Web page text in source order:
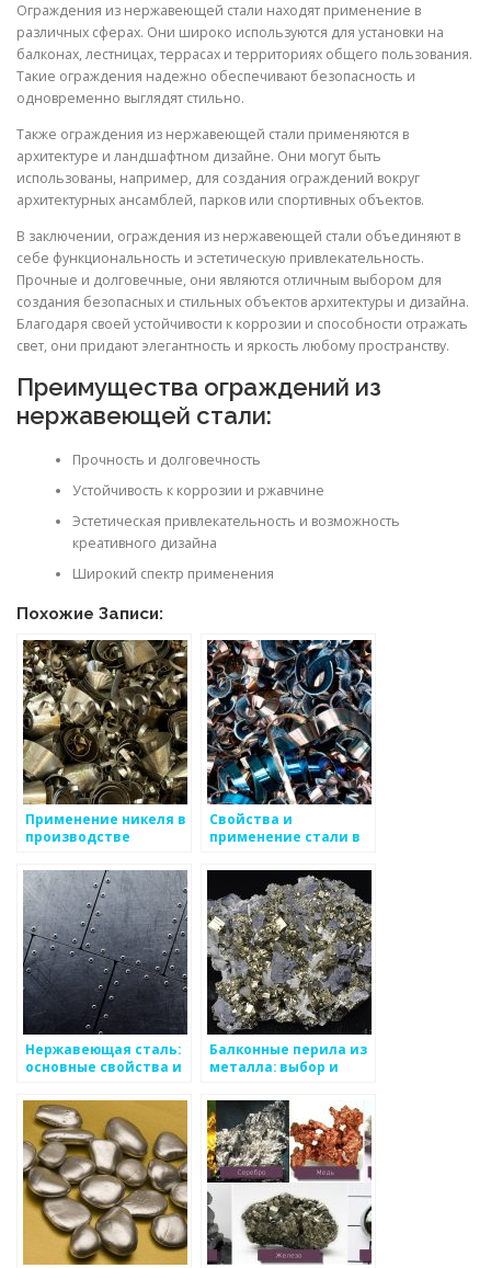
Ограждения из нержавеющей стали находят применение в
различных сферах. Они широко используются для установки на
балконах, лестницах, террасах и территориях общего пользования.
Такие ограждения надежно обеспечивают безопасность и
одновременно выглядят стильно.
Также ограждения из нержавеющей стали применяются в
архитектуре и ландшафтном дизайне. Они могут быть
использованы, например, для создания ограждений вокруг
архитектурных ансамблей, парков или спортивных объектов.
В заключении, ограждения из нержавеющей стали объединяют в
себе функциональность и эстетическую привлекательность.
Прочные и долговечные, они являются отличным выбором для
создания безопасных и стильных объектов архитектуры и дизайна.
Благодаря своей устойчивости к коррозии и способности отражать
свет, они придают элегантность и яркость любому пространству.
Преимущества ограждений из
нержавеющей стали:
Прочность и долговечность
Устойчивость к коррозии и ржавчине
Эстетическая привлекательность и возможность
креативного дизайна
Широкий спектр применения
Похожие Записи:
Применение никеля в
производстве
и аккумуляторных
батарей
Свойства и
применение стали в
Нержавеющая сталь:
основные свойства и
Балконные перила из
металла: выбор и